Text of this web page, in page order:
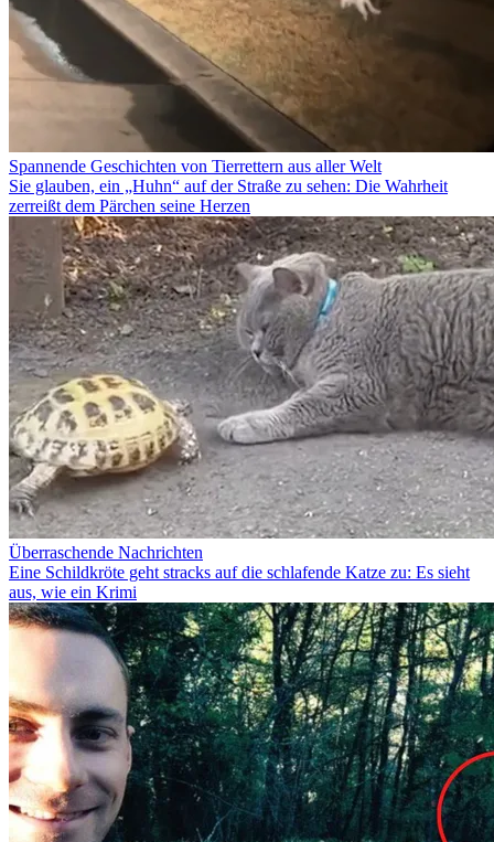
Spannende Geschichten von Tierrettern aus aller Welt
Sie glauben, ein „Huhn“ auf der Straße zu sehen: Die Wahrheit
zerreißt dem Pärchen seine Herzen
Überraschende Nachrichten
Eine Schildkröte geht stracks auf die schlafende Katze zu: Es sieht
aus, wie ein Krimi